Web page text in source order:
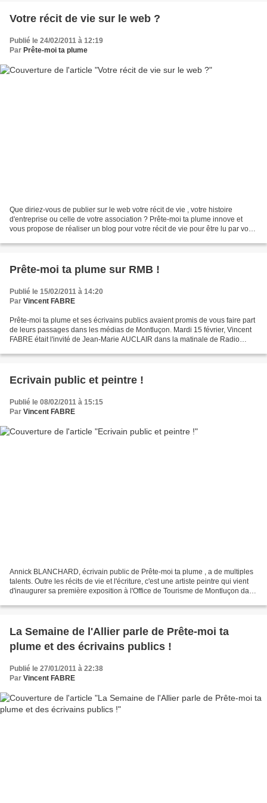
Votre récit de vie sur le web ?
Publié le 24/02/2011 à 12:19
Par Prête-moi ta plume
Que diriez-vous de publier sur le web votre récit de vie , votre histoire
d'entreprise ou celle de votre association ? Prête-moi ta plume innove et
vous propose de réaliser un blog pour votre récit de vie pour être lu par vos
Prête-moi ta plume sur RMB !
Publié le 15/02/2011 à 14:20
Par Vincent FABRE
Prête-moi ta plume et ses écrivains publics avaient promis de vous faire part
de leurs passages dans les médias de Montluçon. Mardi 15 février, Vincent
FABRE était l'invité de Jean-Marie AUCLAIR dans la matinale de Radio
Ecrivain public et peintre !
Publié le 08/02/2011 à 15:15
Par Vincent FABRE
Annick BLANCHARD, écrivain public de Prête-moi ta plume , a de multiples
talents. Outre les récits de vie et l'écriture, c'est une artiste peintre qui vient
d'inaugurer sa première exposition à l'Office de Tourisme de Montluçon dans
La Semaine de l'Allier parle de Prête-moi ta
plume et des écrivains publics !
Publié le 27/01/2011 à 22:38
Par Vincent FABRE